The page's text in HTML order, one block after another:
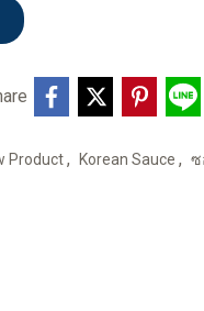
Product, Korean Sauce , ซ